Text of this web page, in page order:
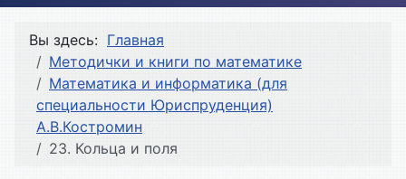
Вы здесь: Главная
Методички и книги по математике
Математика и информатика (для
специальности Юриспруденция)
А.В.Костромин
23. Кольца и поля